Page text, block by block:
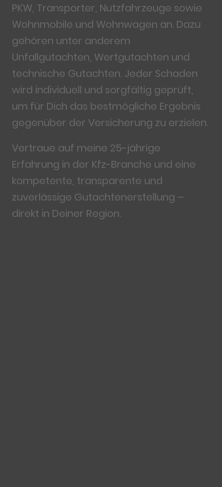
PKW, Transporter, Nutzfahrzeuge sowie
Wohnmobile und Wohnwagen an. Dazu
gehören unter anderem
Unfallgutachten, Wertgutachten und
technische Gutachten. Jeder Schaden
wird individuell und sorgfältig geprüft,
um für Dich das bestmögliche Ergebnis
gegenüber der Versicherung zu erzielen.
Vertraue auf meine 25-jährige
Erfahrung in der Kfz-Branche und eine
kompetente, transparente und
zuverlässige Gutachtenerstellung –
direkt in Deiner Region.